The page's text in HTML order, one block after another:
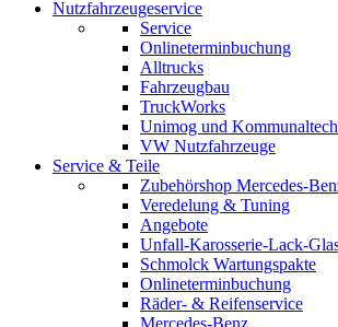
Nutzfahrzeugeservice
Service
Onlineterminbuchung
Alltrucks
Fahrzeugbau
TruckWorks
Unimog und
VW Nutzfahrzeuge
Service & Teile
Zubehörshop Mercedes-
Veredelung & Tuning
Angebote
Unfall-Karosserie-Lack-
Schmolck Wartungspakte
Onlineterminbuchung
Räder- & Reifenservice
Mercedes-Benz